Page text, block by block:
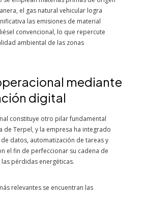
el gas natural vehicular logra
las emisiones de material
convencional, lo que repercute
ambiental de las zonas
mediante
digital
constituye otro pilar fundamental
de Terpel, y la empresa ha integrado
datos, automatización de tareas y
el fin de perfeccionar su cadena de
pérdidas energéticas.
relevantes se encuentran las